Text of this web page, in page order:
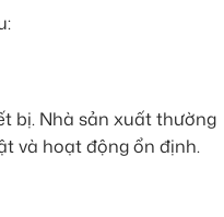
bị. Nhà sản xuất thường
và hoạt động ổn định.